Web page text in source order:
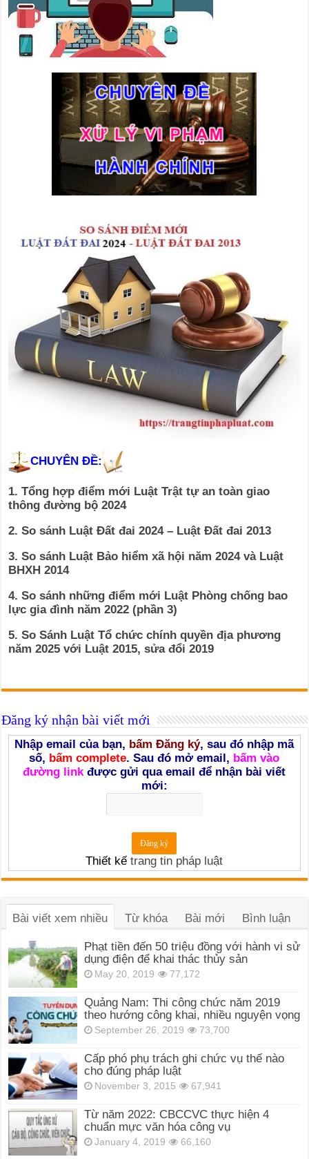
CHUYÊN ĐỀ:
1. Tổng hợp điểm mới Luật Trật tự an toàn giao
thông đường bộ 2024
2. So sánh Luật Đất đai 2024 – Luật Đất đai 2013
3. So sánh Luật Bảo hiểm xã hội năm 2024 và Luật
BHXH 2014
4. So sánh những điểm mới Luật Phòng chống bao
lực gia đình năm 2022 (phần 3)
5. So Sánh Luật Tổ chức chính quyền địa phương
năm 2025 với Luật 2015, sửa đổi 2019
Đăng ký nhận bài viết mới
Nhập email của bạn, bấm Đăng ký, sau đó nhập mã
số, bấm complete. Sau đó mở email, bấm vào
đường link được gửi qua email để nhận bài viết
mới:
Thiết kếtrang tin pháp luật
Bài viết xem nhiều Từ khóa Bài mới Bình luận
Phạt tiền đến 50 triệu đồng với hành vi sử
dụng điện để khai thác thủy sản
May 20, 2019 77,172
Quảng Nam: Thi công chức năm 2019
theo hướng công khai, nhiều nguyện vọng
September 26, 2019 73,700
Cấp phó phụ trách ghi chức vụ thế nào
cho đúng pháp luật
November 3, 2015 67,941
Từ năm 2022: CBCCVC thực hiện 4
chuẩn mực văn hóa công vụ
January 4, 2019 66,160